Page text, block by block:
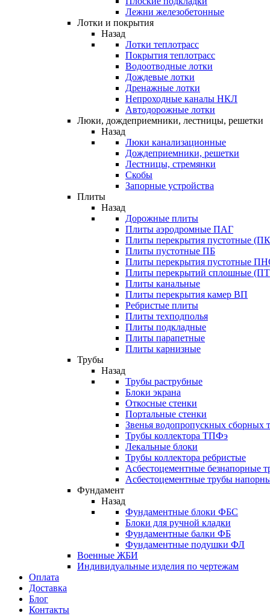
Лежни железобетонные
Лотки и покрытия
Назад
Лотки теплотрасс
Покрытия теплотрасс
Водоотводные лотки
Дождевые лотки
Дренажные лотки
Непроходные каналы НКЛ
Автодорожные лотки
Люки, дождеприемники, лестницы, решетки
Назад
Люки канализационные
Дождеприемники, решетки
Лестницы, стремянки
Скобы
Запорные устройства
Плиты
Назад
Дорожные плиты
Плиты аэродромные ПАГ
Плиты перекрытия пустотные
Плиты пустотные ПБ
Плиты перекрытия пустотные
Плиты перекрытий сплошные
Плиты канальные
Плиты перекрытия камер ВП
Ребристые плиты
Плиты техподполья
Плиты подкладные
Плиты парапетные
Плиты карнизные
Трубы
Назад
Трубы раструбные
Блоки экрана
Откосные стенки
Портальные стенки
Звенья водопропускных сборных
Трубы коллектора ТПФэ
Лекальные блоки
Трубы коллектора ребристые
Асбестоцементные безнапорные
Асбестоцементные трубы
Фундамент
Назад
Фундаментные блоки ФБС
Блоки для ручной кладки
Фундаментные балки ФБ
Фундаментные подушки ФЛ
Военные ЖБИ
Индивидуальные изделия по чертежам
Оплата
Доставка
Блог
Контакты